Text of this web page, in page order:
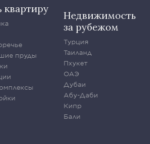
квартиру
пруды
Недвижимость
за рубежом
Турция
Таиланд
Пхукет
ОАЭ
Дубаи
Абу-Даби
Кипр
Бали